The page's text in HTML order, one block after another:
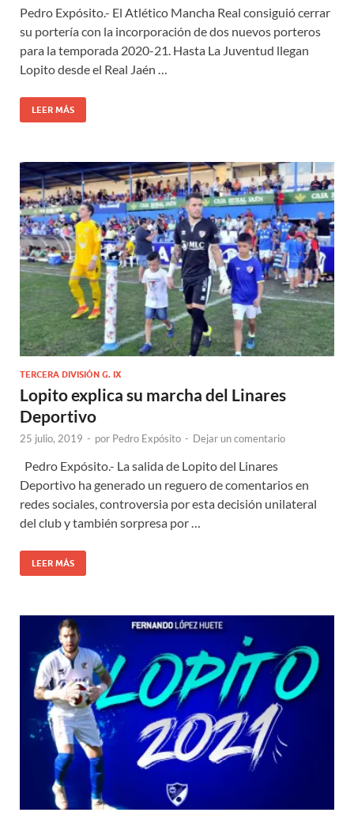
Pedro Expósito.- El Atlético Mancha Real consiguió cerrar
su portería con la incorporación de dos nuevos porteros
para la temporada 2020-21. Hasta La Juventud llegan
Lopito desde el Real Jaén …
LEER MÁS
TERCERA DIVISIÓN G. IX
Lopito explica su marcha del Linares
Deportivo
25 julio, 2019 - por Pedro Expósito - Dejar un comentario
Pedro Expósito.- La salida de Lopito del Linares
Deportivo ha generado un reguero de comentarios en
redes sociales, controversia por esta decisión unilateral
del club y también sorpresa por …
LEER MÁS